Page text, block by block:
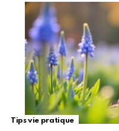
Tips vie pratique